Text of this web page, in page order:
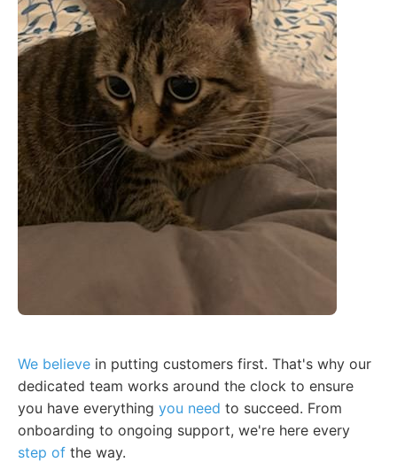
We believe in putting customers first. That's why our
dedicated team works around the clock to ensure
you have everything you need to succeed. From
onboarding to ongoing support, we're here every
step of the way.